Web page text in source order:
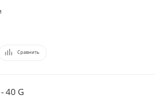
Сравнить
40 G